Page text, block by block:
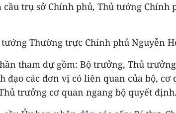
cầu trụ sở Chính phủ, Thủ tướng Chính
tướng Thường trực Chính phủ Nguyễn
tham dự gồm: Bộ trưởng, Thủ
đạo các đơn vị có liên quan của bộ, cơ
trưởng cơ quan ngang bộ quyết